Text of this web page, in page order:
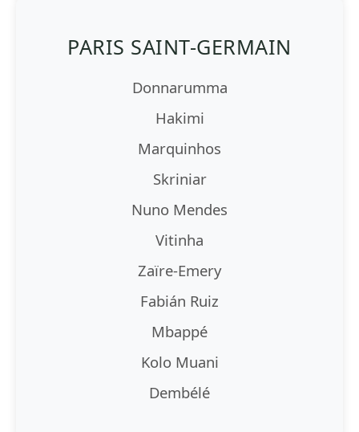
PARIS SAINT-GERMAIN
Donnarumma
Hakimi
Marquinhos
Skriniar
Nuno Mendes
Vitinha
Zaïre-Emery
Fabián Ruiz
Mbappé
Kolo Muani
Dembélé